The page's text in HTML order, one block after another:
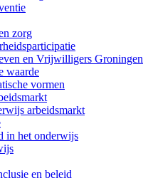
zorg
en Vrijwilligers Groningen
waarde
vormen
arbeidsmarkt
in het onderwijs
en beleid